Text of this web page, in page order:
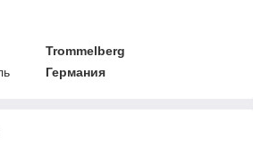
Trommelberg
Германия